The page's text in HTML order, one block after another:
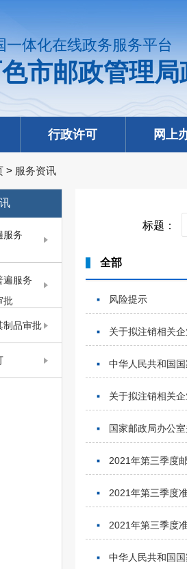
一体化在线政务服务平台
市邮政管理
行政许可 网上
> 服务资讯
服务
遍服务
批
制品审批
标题：
全部
风险提示
关于拟注销相关
中华人民共和国
关于拟注销相关
国家邮政局办公
2021年第三季度
2021年第三季度
2021年第三季度
中华人民共和国